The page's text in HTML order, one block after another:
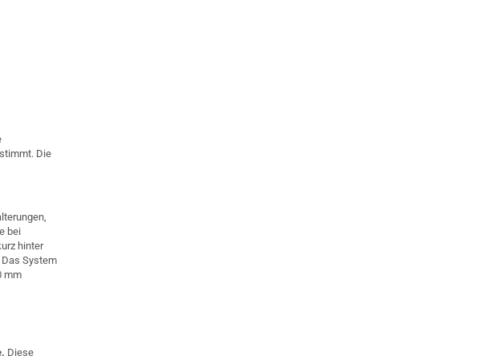
Die
bei
hinter
System
mm
Diese